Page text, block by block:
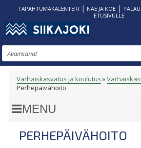
Hyppää
pääsisältöön
TAPAHTUMAKALENTERI | NÄE JA KOE|
ETUSIVULLE
Etsi
MURUPOLKU
Varhaiskasvatus ja koulutus
Perhepäivähoito
PERHEPÄIVÄHOITO